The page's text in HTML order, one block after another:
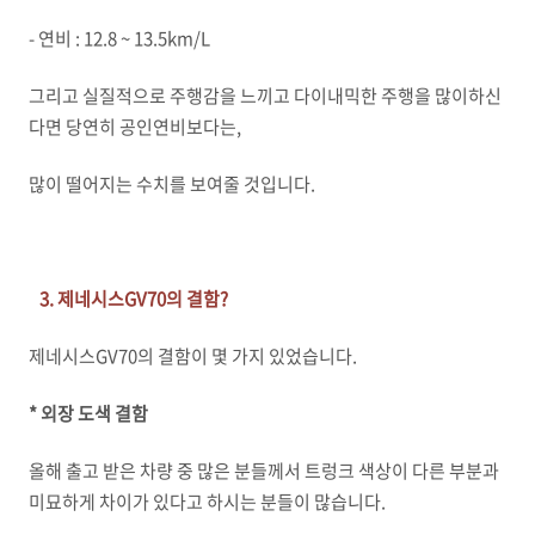
- 연비 : 12.8 ~ 13.5km/L
그리고 실질적으로 주행감을 느끼고 다이내믹한 주행을 많이하신
다면 당연히 공인연비보다는,
많이 떨어지는 수치를 보여줄 것입니다.
3. 제네시스GV70의 결함?
제네시스GV70의 결함이 몇 가지 있었습니다.
* 외장 도색 결함
올해 출고 받은 차량 중 많은 분들께서 트렁크 색상이 다른 부분과
미묘하게 차이가 있다고 하시는 분들이 많습니다.